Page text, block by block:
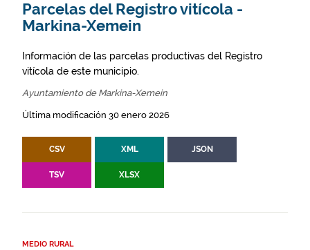
Parcelas del Registro vitícola -
Markina-Xemein
Información de las parcelas productivas del Registro
vitícola de este municipio.
Ayuntamiento de Markina-Xemein
Última modificación 30 enero 2026
CSV XML JSON
TSV XLSX
MEDIO RURAL